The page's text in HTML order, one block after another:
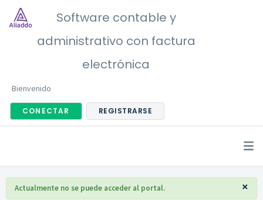
Software contable y
administrativo con factura
electrónica
Bienvenido
CONECTAR REGISTRARSE
×
Actualmente no se puede acceder al portal.